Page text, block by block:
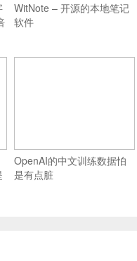
WitNote – 开源的本地笔记
软件
OpenAI的中文训练数据怕
是有点脏